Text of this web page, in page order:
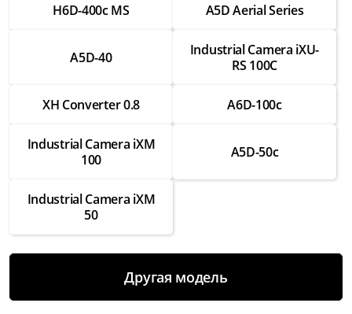
Ремонт крепежных элементов
от 1 750 ₽
от 2 500 ₽
от 2 000 ₽
от 2 000 ₽
Настройка и выравнивание объектива
от 2 000 ₽
Замена Wi-Fi модуля
от 3 500 ₽
H6D-400c MS A5D Aerial Series
A5D-40
Industrial Camera iXU-
RS 100C
XH Converter 0.8 A6D-100c
Industrial Camera iXM
100
A5D-50c
Industrial Camera iXM
50
Другая модель